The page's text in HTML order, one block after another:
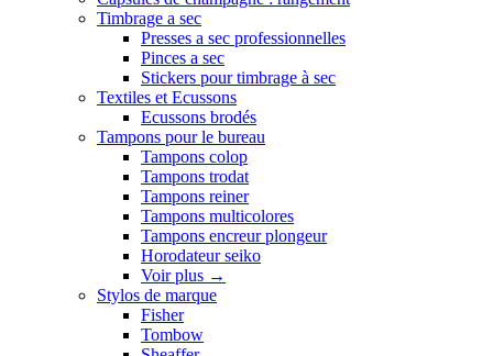
Timbrage a sec
Presses a sec professionnelles
Pinces a sec
Stickers pour timbrage à sec
Textiles et Ecussons
Ecussons brodés
Tampons pour le bureau
Tampons colop
Tampons trodat
Tampons reiner
Tampons multicolores
Tampons encreur plongeur
Horodateur seiko
Voir plus →
Stylos de marque
Fisher
Tombow